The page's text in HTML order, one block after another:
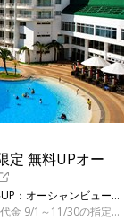
定 無料UPオー
沖縄ツーリスト • 東京・羽田発／沖縄・恩納村 ※無料UP：オーシャンビュー選択時
10/27～11/28の指定日（9～11月の出発日を紹介、別代金 9/1～11/30の指定日）※6/30 9:00時点